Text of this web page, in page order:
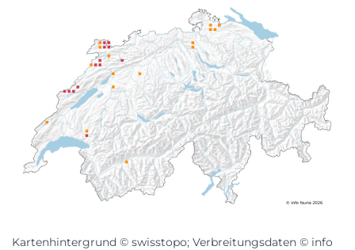
Kartenhintergrund © swisstopo; Verbreitungsdaten © info